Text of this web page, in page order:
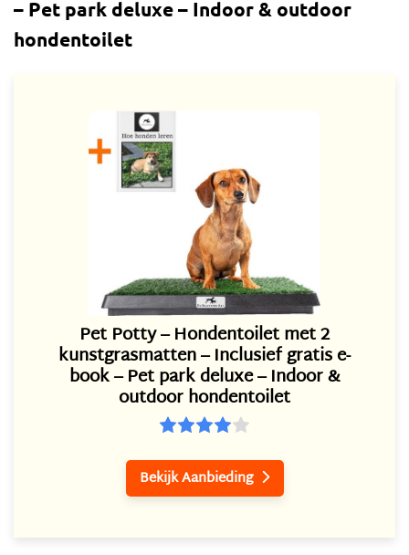
– Pet park deluxe – Indoor & outdoor
hondentoilet
Pet Potty – Hondentoilet met 2
kunstgrasmatten – Inclusief gratis e-
book – Pet park deluxe – Indoor &
outdoor hondentoilet
Bekijk Aanbieding 